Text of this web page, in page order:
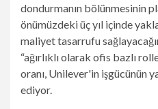
dondurmanın bölünmesinin
önümüzdeki üç yıl içinde
maliyet tasarrufu
“ağırlıklı olarak ofis bazlı
oranı, Unilever'in işgücünün
ediyor.